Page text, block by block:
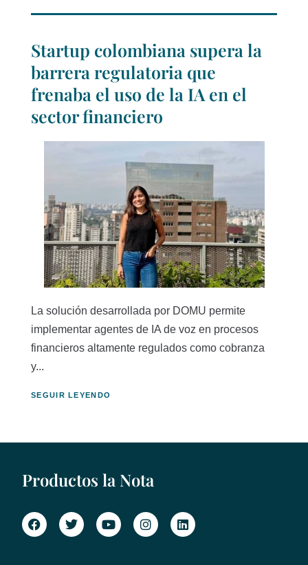
Startup colombiana supera la
barrera regulatoria que
frenaba el uso de la IA en el
sector financiero
La solución desarrollada por DOMU permite
implementar agentes de IA de voz en procesos
financieros altamente regulados como cobranza
y...
SEGUIR LEYENDO
Productos la Nota